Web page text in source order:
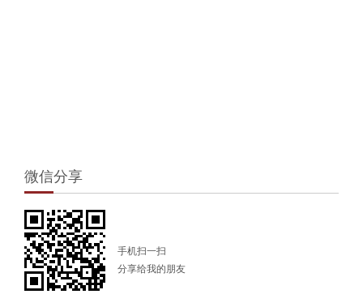
微信分享
手机扫一扫
分享给我的朋友